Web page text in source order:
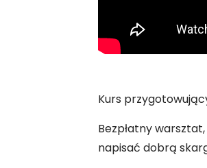
Kurs
Bezpłatny
napisać dobrą